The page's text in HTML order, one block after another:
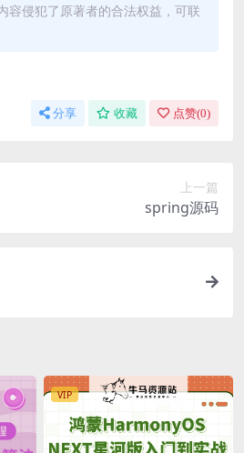
容侵犯了原著者的合法权益，可联
分享 收藏 点赞(0)
上一篇
spring源码
VIP